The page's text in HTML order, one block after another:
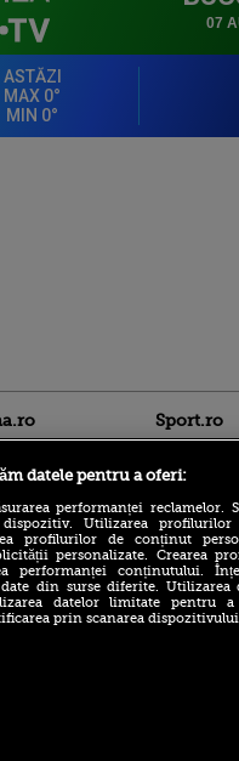
pentru
Iubita lui,
Sport.ro
Marius
Cluj în
Contractul
ardeleni
datele pentru a oferi:
performanței reclamelor.
Utilizarea profilurilor
profilurilor de conținut
personalizate. Crearea
performanței conținutului.
din surse diferite. Utilizarea
datelor limitate pentru a
prin scanarea